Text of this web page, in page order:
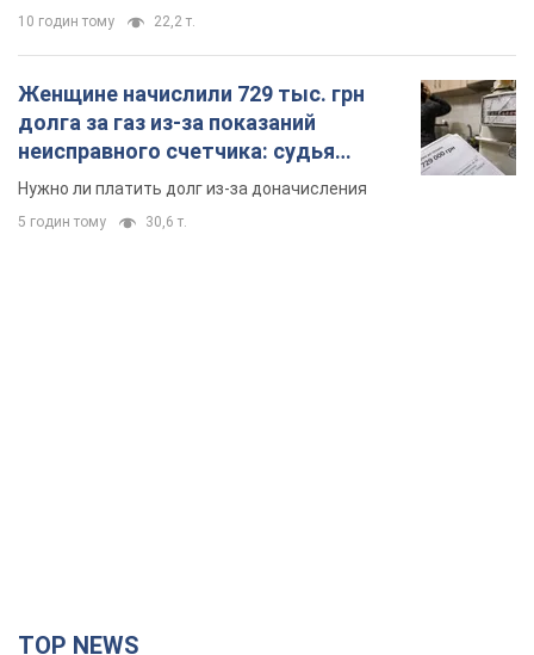
10 годин тому 22,2 т.
Женщине начислили 729 тыс. грн
долга за газ из-за показаний
неисправного счетчика: судья
вынес неожиданное решение
Нужно ли платить долг из-за доначисления
5 годин тому 30,6 т.
TOP NEWS